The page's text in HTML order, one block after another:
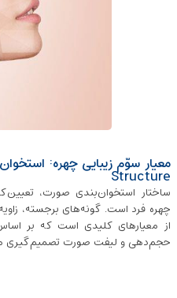
Structure
ساختار استخوان‌بندی صورت،
چهره فرد است. گونه‌های برجسته،
از معیارهای کلیدی است که بر
حجم‌دهی و لیفت صورت تصمیم‌گیری